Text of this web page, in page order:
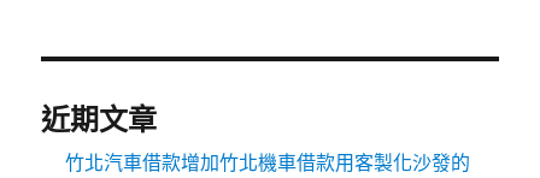
近期文章
竹北汽車借款增加竹北機車借款用客製化沙發的